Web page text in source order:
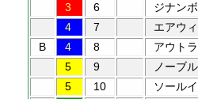
3
6 ジナン
4
7 エアウ
B
4 8 アウト
5
9 ノーブ
5
10 ソール